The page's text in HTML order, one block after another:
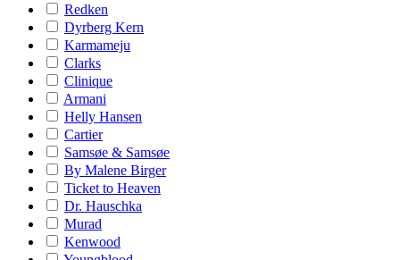
Redken
Dyrberg Kern
Karmameju
Clarks
Clinique
Armani
Helly Hansen
Cartier
Samsøe & Samsøe
By Malene Birger
Ticket to Heaven
Dr. Hauschka
Murad
Kenwood